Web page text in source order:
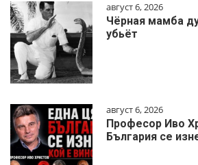
август 6, 2026
Чёрная мамба
убьёт
август 6, 2026
Професор Иво
България се